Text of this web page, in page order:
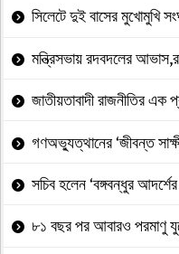
সিলেটে দুই বাসের মুখোমুখি
মন্ত্রিসভায় রদবদলের
জাতীয়তাবাদী রাজনীতির
গণঅভ্যুত্থানের ‘জীবন্ত
সচিব হলেন ‘বঙ্গবন্ধুর
৮১ বছর পর আবারও পরমাণু